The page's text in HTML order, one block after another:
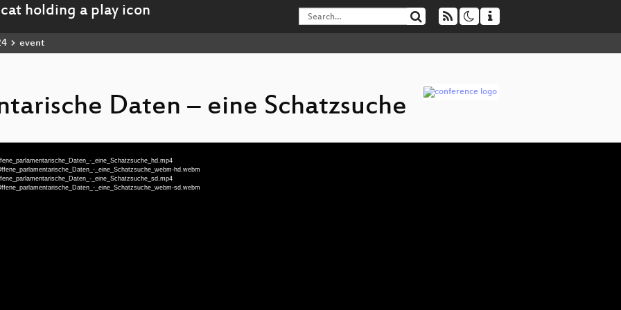
event
Daten – eine Schatzsuche
_eine_Schatzsuche_hd.mp4
_eine_Schatzsuche_webm-hd.webm
_eine_Schatzsuche_sd.mp4
_eine_Schatzsuche_webm-sd.webm